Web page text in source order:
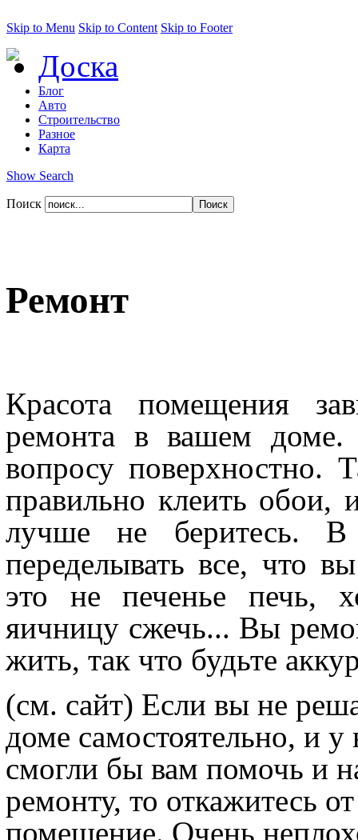
Skip to Menu Skip to Content Skip to Footer
Доска
Блог
Авто
Строительство
Разное
Карта
Show Search
Поиск
Ремонт
Красота помещения
ремонта в вашем доме.
вопросу поверхностно.
правильно клеить обои,
лучше не беритесь.
переделывать все, что
это не печенье печь,
яичницу сжечь... Вы
жить, так что будьте
(см. сайт) Если вы не
доме самостоятельно, и
смогли бы вам помочь и
ремонту, то откажитесь
помещение. Очень